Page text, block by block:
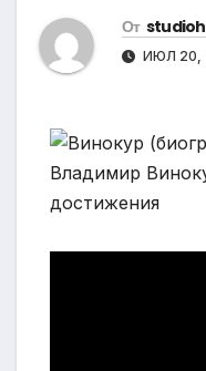
От
ИЮЛ 20,